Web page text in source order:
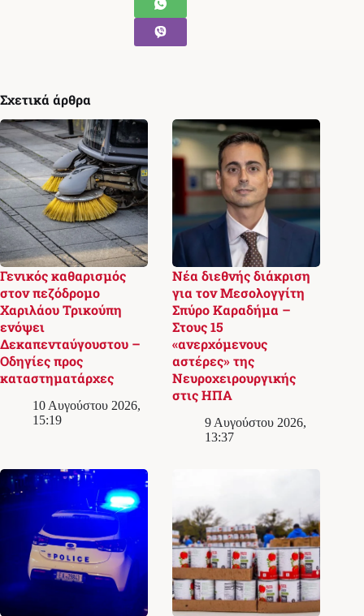
Σχετικά άρθρα
Γενικός καθαρισμός
στον πεζόδρομο
Χαριλάου Τρικούπη
ενόψει
Δεκαπενταύγουστου –
Οδηγίες προς
καταστηματάρχες
10 Αυγούστου 2026,
15:19
Νέα διεθνής διάκριση
για τον Μεσολογγίτη
Σπύρο Καραδήμα –
Στους 15
«ανερχόμενους
αστέρες» της
Νευροχειρουργικής
στις ΗΠΑ
9 Αυγούστου 2026,
13:37